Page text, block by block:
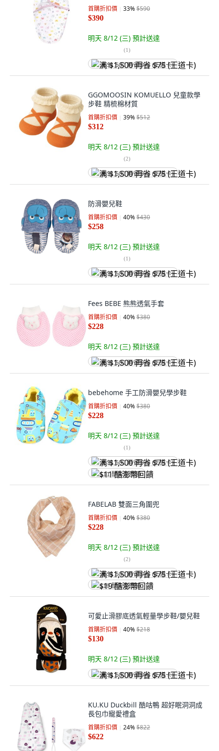
首購折扣價 33%$590
$390
明天 8/12 (三) 預計送達
(1)
满 $1,500 再省 $75 (王道卡)
GGOMOOSIN KOMUELLO 兒童款學
步鞋 精梳棉材質
首購折扣價 39%$512
$312
明天 8/12 (三) 預計送達
(2)
满 $1,500 再省 $75 (王道卡)
防滑嬰兒鞋
首購折扣價 40%$430
$258
明天 8/12 (三) 預計送達
(1)
满 $1,500 再省 $75 (王道卡)
Fees BEBE 熊熊透氣手套
首購折扣價 40%$380
$228
明天 8/12 (三) 預計送達
满 $1,500 再省 $75 (王道卡)
bebehome 手工防滑嬰兒學步鞋
首購折扣價 40%$380
$228
明天 8/12 (三) 預計送達
(1)
满 $1,500 再省 $75 (王道卡)
$11 酷澎幣回饋
FABELAB 雙面三角圍兜
首購折扣價 40%$380
$228
明天 8/12 (三) 預計送達
(2)
满 $1,500 再省 $75 (王道卡)
$19 酷澎幣回饋
可愛止滑膠底透氣輕量學步鞋/嬰兒鞋
首購折扣價 40%$218
$130
明天 8/12 (三) 預計送達
满 $1,500 再省 $75 (王道卡)
KU.KU Duckbill 酷咕鴨 超好眠洞洞成
長包巾寵愛禮盒
首購折扣價 24%$822
$622